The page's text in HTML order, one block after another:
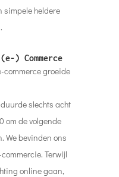
heldere
(e-) Commerce
commerce groeide
slechts acht
om de volgende
We bevinden ons
Terwijl
online gaan,